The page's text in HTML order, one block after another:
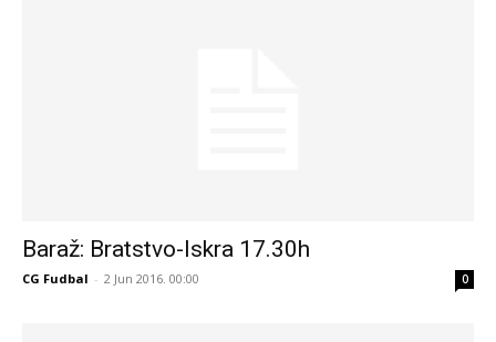
Baraž: Bratstvo-Iskra 17.30h
CG Fudbal - 2 Jun 2016. 00:00 0